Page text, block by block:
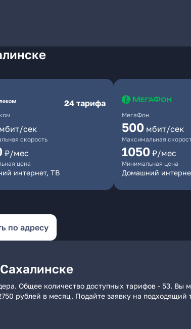
24 тарифа
мбит/сек
скорость
₽/мес
цена
интернет, ТВ
МегаФон
500 мбит/сек
Максимальная
1050 ₽/мес
Минимальная цена
Домашний
по адресу
Общее количество доступных тарифов - 53. Вы
рублей в месяц. Подайте заявку на подходящий